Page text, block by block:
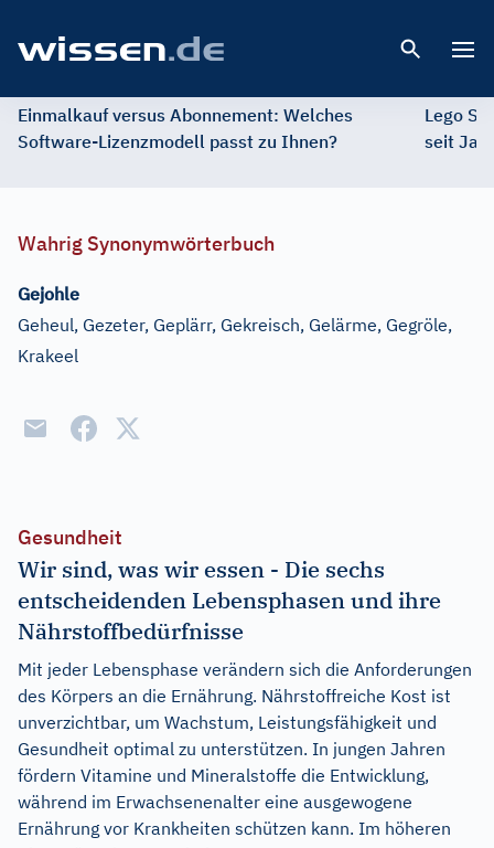
Einmalkauf versus Abonnement: Welches
Software-Lizenzmodell passt zu Ihnen?
Lego
seit
Wahrig Synonymwörterbuch
Gejohle
Geheul, Gezeter, Geplärr, Gekreisch, Gelärme, Gegröle,
Krakeel
Gesundheit
Wir sind, was wir essen - Die sechs
entscheidenden Lebensphasen und ihre
Nährstoffbedürfnisse
Mit jeder Lebensphase verändern sich die Anforderungen
des Körpers an die Ernährung. Nährstoffreiche Kost ist
unverzichtbar, um Wachstum, Leistungsfähigkeit und
Gesundheit optimal zu unterstützen. In jungen Jahren
fördern Vitamine und Mineralstoffe die Entwicklung,
während im Erwachsenenalter eine ausgewogene
Ernährung vor Krankheiten schützen kann. Im höheren